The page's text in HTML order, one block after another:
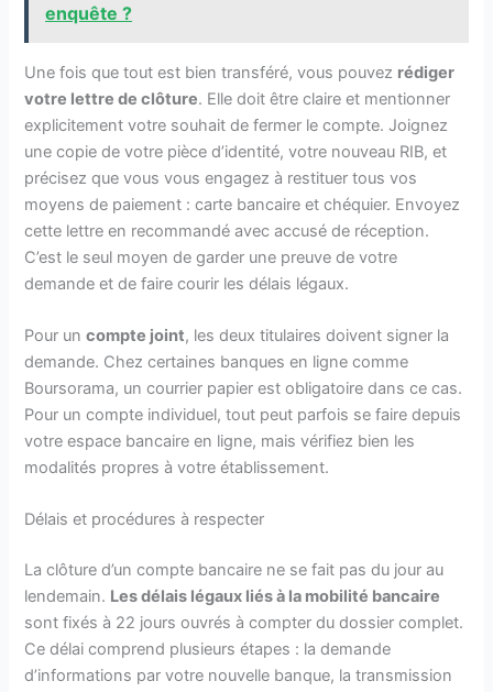
enquête ?
Une fois que tout est bien transféré, vous pouvez rédiger
votre lettre de clôture. Elle doit être claire et mentionner
explicitement votre souhait de fermer le compte. Joignez
une copie de votre pièce d’identité, votre nouveau RIB, et
précisez que vous vous engagez à restituer tous vos
moyens de paiement : carte bancaire et chéquier. Envoyez
cette lettre en recommandé avec accusé de réception.
C’est le seul moyen de garder une preuve de votre
demande et de faire courir les délais légaux.
Pour uncompte joint, les deux titulaires doivent signer la
demande. Chez certaines banques en ligne comme
Boursorama, un courrier papier est obligatoire dans ce cas.
Pour un compte individuel, tout peut parfois se faire depuis
votre espace bancaire en ligne, mais vérifiez bien les
modalités propres à votre établissement.
Délais et procédures à respecter
La clôture d’un compte bancaire ne se fait pas du jour au
lendemain. Les délais légaux liés à la mobilité bancaire
sont fixés à 22 jours ouvrés à compter du dossier complet.
Ce délai comprend plusieurs étapes : la demande
d’informations par votre nouvelle banque, la transmission